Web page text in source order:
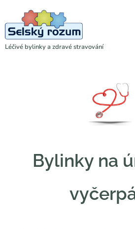
Léčivé bylinky a zdravé stravování
Bylinky na